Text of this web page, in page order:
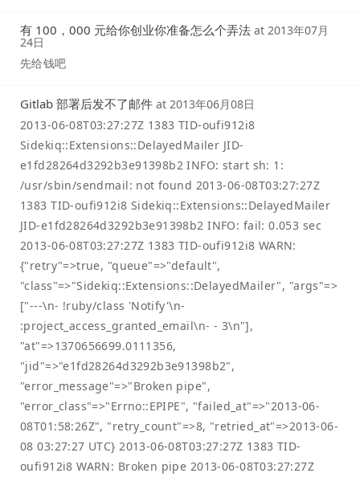
有 100，000 元给你创业你准备怎么个弄法 at 2013年07月
24日
先给钱吧
Gitlab 部署后发不了邮件 at 2013年06月08日
2013-06-08T03:27:27Z 1383 TID-oufi912i8
Sidekiq::Extensions::DelayedMailer JID-
e1fd28264d3292b3e91398b2 INFO: start sh: 1:
/usr/sbin/sendmail: not found 2013-06-08T03:27:27Z
1383 TID-oufi912i8 Sidekiq::Extensions::DelayedMailer
JID-e1fd28264d3292b3e91398b2 INFO: fail: 0.053 sec
2013-06-08T03:27:27Z 1383 TID-oufi912i8 WARN:
{"retry"=>true, "queue"=>"default",
"class"=>"Sidekiq::Extensions::DelayedMailer", "args"=>
["---\n- !ruby/class 'Notify'\n-
:project_access_granted_email\n- - 3\n"],
"at"=>1370656699.0111356,
"jid"=>"e1fd28264d3292b3e91398b2",
"error_message"=>"Broken pipe",
"error_class"=>"Errno::EPIPE", "failed_at"=>"2013-06-
08T01:58:26Z", "retry_count"=>8, "retried_at"=>2013-06-
08 03:27:27 UTC} 2013-06-08T03:27:27Z 1383 TID-
oufi912i8 WARN: Broken pipe 2013-06-08T03:27:27Z